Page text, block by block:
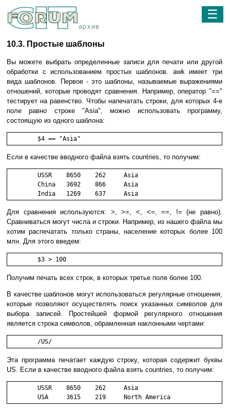
архив
☰
10.3. Простые шаблоны
Вы можете выбрать определенные записи для печати или другой
обработки с использованием простых шаблонов. awk имеет три
вида шаблонов. Первое - это шаблоны, называемые выражениями
отношений, которые проводят сравнения. Например, оператор "=="
тестирует на равенство. Чтобы напечатать строки, для которых 4-е
поле равно строке "Asia", можно использовать программу,
состоящую из одного шаблона:
	$4 == "Asia"
Если в качестве вводного файла взять countries, то получим:
        USSR    8650    262     Asia
        China   3692    866     Asia
        India   1269    637     Asia
Для сравнения используются: >, >=, <, <=, ==, != (не равно).
Сравниваться могут числа и строки. Например, из нашего файла мы
хотим распечатать только страны, население которых более 100
млн. Для этого введем:
	$3 > 100
Получим печать всех строк, в которых третье поле более 100.
В качестве шаблонов могут использоваться регулярные отношения,
которые позволяют осуществлять поиск указанных символов для
выбора записей. Простейшей формой регулярного отношения
является строка символов, обрамленная наклонными чертами:
	/US/
Эта программа печатает каждую строку, которая содержит буквы
US. Если в качестве вводного файла взять countries, то получим:
        USSR    8650    262     Asia
        USA     3615    219     North America